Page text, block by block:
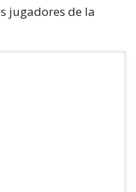
jugadores de la